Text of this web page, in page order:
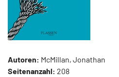
Autoren: McMillan, Jonathan
Seitenanzahl: 208